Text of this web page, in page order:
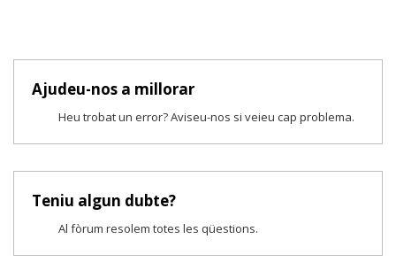
Ajudeu-nos a millorar
Heu trobat un error? Aviseu-nos si veieu cap problema.
Teniu algun dubte?
Al fòrum resolem totes les qüestions.